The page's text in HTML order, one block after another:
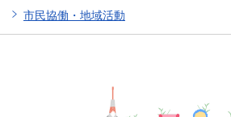
市民協働・地域活動